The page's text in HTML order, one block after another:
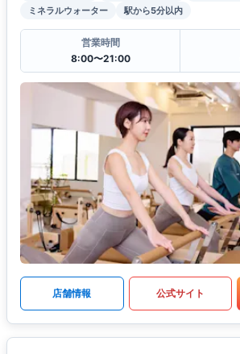
ミネラルウォーター
駅から5分以内
営業時間
8:00〜21:00
店舗情報 公式サイト